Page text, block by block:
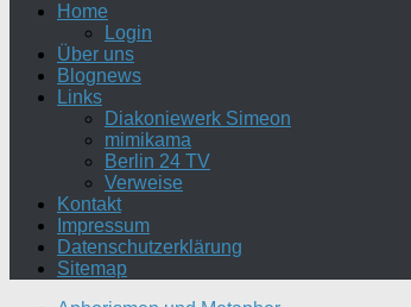
Home
Login
Über uns
Blognews
Links
Diakoniewerk Simeon
mimikama
Berlin 24 TV
Verweise
Kontakt
Impressum
Datenschutzerklärung
Sitemap